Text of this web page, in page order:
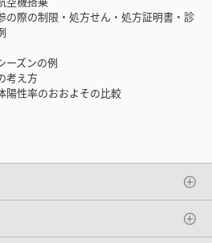
際の制限・処方せん・処方証明書・診
ズンの例
考え方
性率のおおよその比較